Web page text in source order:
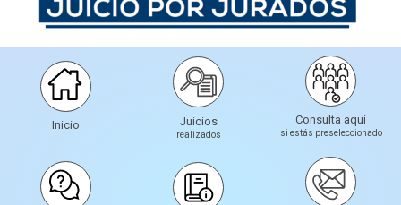
Inicio Juicios
realizados
Consulta aquí
si estás preseleccionado